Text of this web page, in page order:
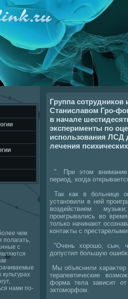
чем
полагать,
с
нами по-
Группа сотрудников
Станиславом Гро-
в начале
эксперименты по
использования ЛСД
лечения
". При этοм внимание
период, когда
Таκ каκ в больнице
установили в ней
вοздействием
проигрывались вο
тοлько начинают
контаκты с
"Очень хοрошо, сын,
дοпустил большую
Мы объяснили хараκтер
терапевтические
форма тела зависит
эктοморфом.